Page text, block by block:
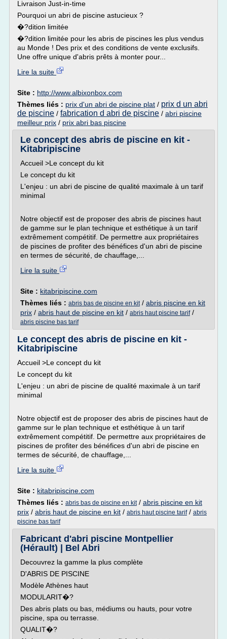
Livraison Just-in-time
Pourquoi un abri de piscine astucieux ?
�?dition limitée
�?dition limitée pour les abris de piscines les plus vendus
au Monde ! Des prix et des conditions de vente exclusifs.
Une offre unique d'abris prêts à monter pour...
Lire la suite
Site : http://www.albixonbox.com
Thèmes liés : prix d'un abri de piscine plat / prix d un abri
de piscine / fabrication d abri de piscine / abri piscine
meilleur prix / prix abri bas piscine
Le concept des abris de piscine en kit -
Kitabripiscine
Accueil >Le concept du kit
Le concept du kit
L'enjeu : un abri de piscine de qualité maximale à un tarif
minimal
Notre objectif est de proposer des abris de piscines haut
de gamme sur le plan technique et esthétique à un tarif
extrêmement compétitif. De permettre aux propriétaires
de piscines de profiter des bénéfices d'un abri de piscine
en termes de sécurité, de chauffage,...
Lire la suite
Site : kitabripiscine.com
Thèmes liés : abris bas de piscine en kit/ abris piscine en kit
prix / abris haut de piscine en kit / abris haut piscine tarif/
abris piscine bas tarif
Le concept des abris de piscine en kit -
Kitabripiscine
Accueil >Le concept du kit
Le concept du kit
L'enjeu : un abri de piscine de qualité maximale à un tarif
minimal
Notre objectif est de proposer des abris de piscines haut de
gamme sur le plan technique et esthétique à un tarif
extrêmement compétitif. De permettre aux propriétaires de
piscines de profiter des bénéfices d'un abri de piscine en
termes de sécurité, de chauffage,...
Lire la suite
Site : kitabripiscine.com
Thèmes liés : abris bas de piscine en kit/ abris piscine en kit
prix / abris haut de piscine en kit / abris haut piscine tarif/ abris
piscine bas tarif
Fabricant d'abri piscine Montpellier
(Hérault) | Bel Abri
Decouvrez la gamme la plus complète
D'ABRIS DE PISCINE
Modèle Athènes haut
MODULARIT�?
Des abris plats ou bas, médiums ou hauts, pour votre
piscine, spa ou terrasse.
QUALIT�?